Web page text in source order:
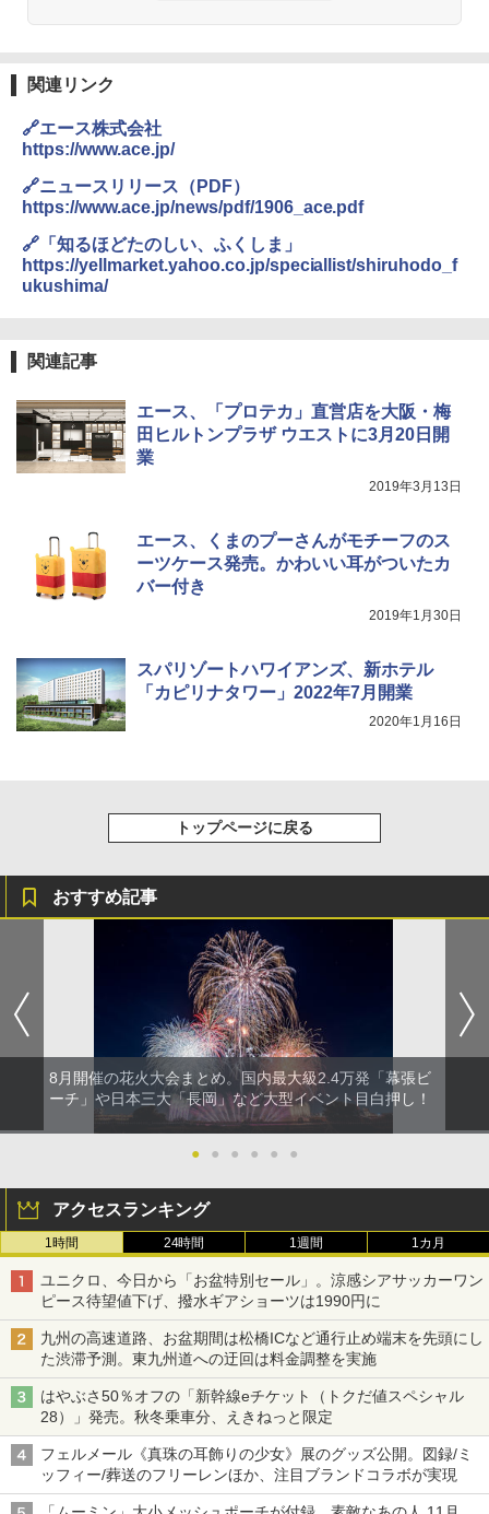
A26 地球の歩き方 チェコ ポーランド スロヴ
ァキア 2026～2027 地球の歩き方A ヨーロッ
￥2,277
易 トイレテント (ブラック)
テント ワンタッチ RENEW 幅200 2-3人用 43
￥5,999
[キャンパーズコレクション 山善] 傘みたいに
[キャンパーズコレクション 山善] 傘みたいに
イド ブラックコーティング フルクローズ メ
￥-
付き ヒグマ・イノシシ対策 自治体・教育機
防災用品 長期保存可能 緊急時用 日本国内発
送
￥3,680
￥1,180
HYREKK 八角形タープ 防水タープ 3×4.5m
￥6,579
関連リンク
🔗エース株式会社
https://www.ace.jp/
🔗ニュースリリース（PDF）
https://www.ace.jp/news/pdf/1906_ace.pdf
🔗「知るほどたのしい、ふくしま」
https://yellmarket.yahoo.co.jp/speciallist/shiruhodo_f
ukushima/
関連記事
エース、「プロテカ」直営店を大阪・梅
田ヒルトンプラザ ウエストに3月20日開
業
2019年3月13日
エース、くまのプーさんがモチーフのス
ーツケース発売。かわいい耳がついたカ
バー付き
2019年1月30日
スパリゾートハワイアンズ、新ホテル
「カピリナタワー」2022年7月開業
2020年1月16日
トップページに戻る
おすすめ記事
8月開催の花火大会まとめ。国内最大級2.4万発「幕張ビ
ーチ」や日本三大「長岡」など大型イベント目白押し！
● ● ● ● ● ●
アクセスランキング
1時間 24時間 1週間 1カ月
ユニクロ、今日から「お盆特別セール」。涼感シアサッカーワン
ピース待望値下げ、撥水ギアショーツは1990円に
九州の高速道路、お盆期間は松橋ICなど通行止め端末を先頭にし
た渋滞予測。東九州道への迂回は料金調整を実施
はやぶさ50％オフの「新幹線eチケット（トクだ値スペシャル
28）」発売。秋冬乗車分、えきねっと限定
フェルメール《真珠の耳飾りの少女》展のグッズ公開。図録/ミ
ッフィー/葬送のフリーレンほか、注目ブランドコラボが実現